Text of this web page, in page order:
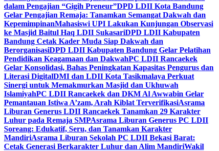
dalam Pengajian “Gigih Preneur”DPD LDII Kota Bandung
Gelar Pengajian Remaja: Tanamkan Semangat Dakwah dan
KepemimpinanMahasiswi UPI Lakukan Kunjungan Observasi
ke Masjid Baitul Haq LDII SukasariDPD LDII Kabupaten
Bandung Cetak Kader Muda Siap Dakwah dan
BerorganisasiDPD LDII Kabupaten Bandung Gelar Pelatihan
Pendidikan Keagamaan dan DakwahPC LDII Rancaekek
Gelar Konsolidasi, Bahas Peningkatan Kapasitas Pengurus dan
Literasi DigitalDMI dan LDII Kota Tasikmalaya Perkuat
Sinergi untuk Memakmurkan Masjid dan Ukhuwah
IslamiyahPC LDII Rancaekek dan DKM Al Awwabin Gelar
Pemantauan Istiwa A’zam, Arah Kiblat TerverifikasiAsrama
Liburan Generus LDII Rancaekek Tanamkan 29 Karakter
Luhur pada Remaja SMPAsrama Liburan Generus PC LDII
Soreang: Edukatif, Seru, dan Tanamkan Karakter
MandiriAsrama Liburan Sekolah PC LDII Bekasi Barat:
Cetak Generasi Berkarakter Luhur dan Alim MandiriWakil